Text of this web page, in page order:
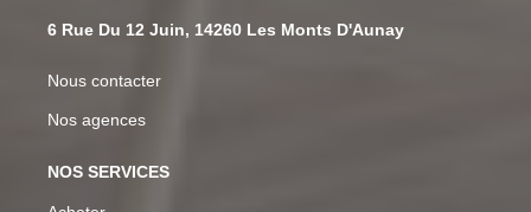
6 Rue Du 12 Juin, 14260 Les Monts D'Aunay
Nous contacter
Nos agences
NOS SERVICES